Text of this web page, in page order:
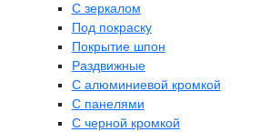
C зеркалом
Под покраску
Покрытие шпон
Раздвижные
С алюминиевой кромкой
С панелями
С черной кромкой